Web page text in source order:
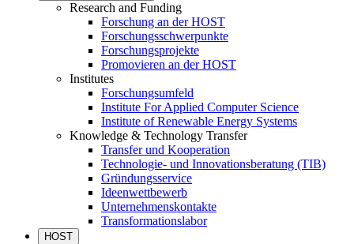
Research and Funding
Forschung an der HOST
Forschungsschwerpunkte
Forschungsprojekte
Promovieren an der HOST
Institutes
Forschungsumfeld
Institute For Applied Computer Science
Institute of Renewable Energy Systems
Knowledge & Technology Transfer
Transfer und Kooperation
Technologie- und Innovationsberatung (TIB)
Gründungsservice
Ideenwettbewerb
Unternehmenskontakte
Transformationslabor
HOST